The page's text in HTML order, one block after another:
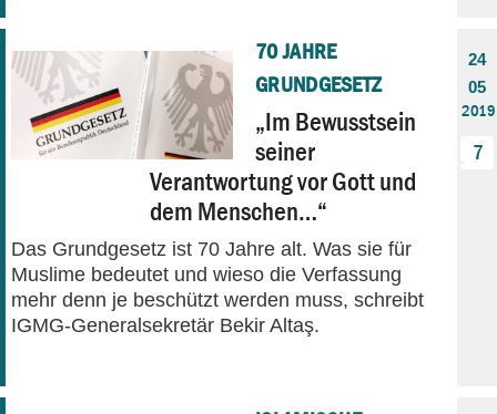
70 JAHRE
GRUNDGESETZ
„Im Bewusstsein
seiner
Verantwortung vor Gott und
dem Menschen…“
Das Grundgesetz ist 70 Jahre alt. Was sie für
Muslime bedeutet und wieso die Verfassung
mehr denn je beschützt werden muss, schreibt
IGMG-Generalsekretär Bekir Altaş.
24
05
2019
7